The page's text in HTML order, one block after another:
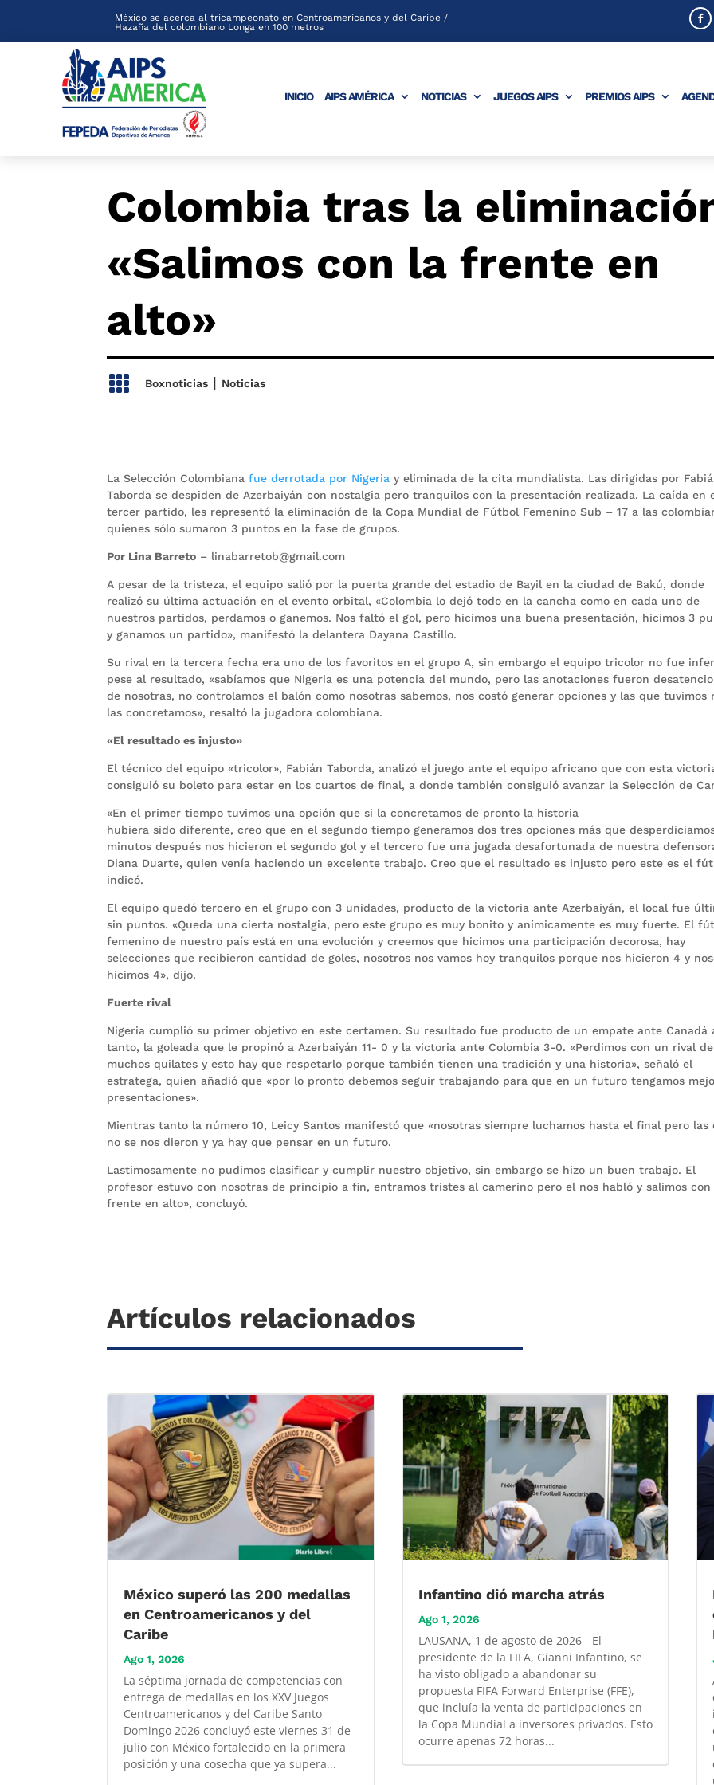
México se acerca al tricampeonato en Centroamericanos y del Caribe /
Hazaña del colombiano Longa en 100 metros
INICIO AIPS AMÉRICA NOTICIAS JUEGOS AIPS PREMIOS AIPS
Colombia tras la
«Salimos con la frente en
alto»
 Boxnoticias| Noticias
La Selección Colombianafue derrotada por Nigeria y eliminada de la cita mundialista. Las dirigidas por
Taborda se despiden de Azerbaiyán con nostalgia pero tranquilos con la presentación realizada. La caída en
tercer partido, les representó la eliminación de la Copa Mundial de Fútbol Femenino Sub – 17 a las
quienes sólo sumaron 3 puntos en la fase de grupos.
Por Lina Barreto – linabarretob@gmail.com
A pesar de la tristeza, el equipo salió por la puerta grande del estadio de Bayil en la ciudad de Bakú, donde
realizó su última actuación en el evento orbital, «Colombia lo dejó todo en la cancha como en cada uno de
nuestros partidos, perdamos o ganemos. Nos faltó el gol, pero hicimos una buena presentación, hicimos 3
y ganamos un partido», manifestó la delantera Dayana Castillo.
Su rival en la tercera fecha era uno de los favoritos en el grupo A, sin embargo el equipo tricolor no fue
pese al resultado, «sabíamos que Nigeria es una potencia del mundo, pero las anotaciones fueron
de nosotras, no controlamos el balón como nosotras sabemos, nos costó generar opciones y las que tuvimos
las concretamos», resaltó la jugadora colombiana.
«El resultado es injusto»
El técnico del equipo «tricolor», Fabián Taborda, analizó el juego ante el equipo africano que con esta
consiguió su boleto para estar en los cuartos de final, a donde también consiguió avanzar la Selección de
«En el primer tiempo tuvimos una opción que si la concretamos de pronto la historia
hubiera sido diferente, creo que en el segundo tiempo generamos dos tres opciones más que
minutos después nos hicieron el segundo gol y el tercero fue una jugada desafortunada de nuestra
Diana Duarte, quien venía haciendo un excelente trabajo. Creo que el resultado es injusto pero este es el
indicó.
El equipo quedó tercero en el grupo con 3 unidades, producto de la victoria ante Azerbaiyán, el local fue
sin puntos. «Queda una cierta nostalgia, pero este grupo es muy bonito y anímicamente es muy fuerte. El
femenino de nuestro país está en una evolución y creemos que hicimos una participación decorosa, hay
selecciones que recibieron cantidad de goles, nosotros nos vamos hoy tranquilos porque nos hicieron 4 y
hicimos 4», dijo.
Fuerte rival
Nigeria cumplió su primer objetivo en este certamen. Su resultado fue producto de un empate ante Canadá
tanto, la goleada que le propinó a Azerbaiyán 11- 0 y la victoria ante Colombia 3-0. «Perdimos con un rival de
muchos quilates y esto hay que respetarlo porque también tienen una tradición y una historia», señaló el
estratega, quien añadió que «por lo pronto debemos seguir trabajando para que en un futuro tengamos
presentaciones».
Mientras tanto la número 10, Leicy Santos manifestó que «nosotras siempre luchamos hasta el final pero las
no se nos dieron y ya hay que pensar en un futuro.
Lastimosamente no pudimos clasificar y cumplir nuestro objetivo, sin embargo se hizo un buen trabajo. El
profesor estuvo con nosotras de principio a fin, entramos tristes al camerino pero el nos habló y salimos con
frente en alto», concluyó.
Artículos relacionados
México superó las 200 medallas
en Centroamericanos y del
Caribe
Ago 1, 2026
La séptima jornada de competencias con
entrega de medallas en los XXV Juegos
Centroamericanos y del Caribe Santo
Domingo 2026 concluyó este viernes 31 de
julio con México fortalecido en la primera
posición y una cosecha que ya supera...
Infantino dió marcha atrás
Ago 1, 2026
LAUSANA, 1 de agosto de 2026 - El
presidente de la FIFA, Gianni Infantino, se
ha visto obligado a abandonar su
propuesta FIFA Forward Enterprise (FFE),
que incluía la venta de participaciones en
la Copa Mundial a inversores privados. Esto
ocurre apenas 72 horas...